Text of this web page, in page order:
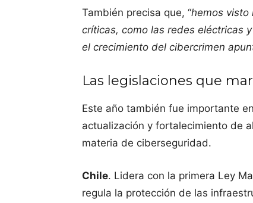
También precisa que, “hemos visto
críticas, como las redes eléctricas
el crecimiento del cibercrimen
Las legislaciones que
Este año también fue importante
actualización y fortalecimiento de
materia de ciberseguridad.
Chile. Lidera con la primera Ley
regula la protección de las